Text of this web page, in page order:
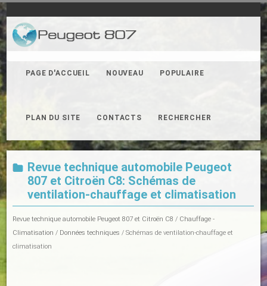
PAGE D'ACCUEIL NOUVEAU POPULAIRE
PLAN DU SITE CONTACTS RECHERCHER
Revue technique automobile Peugeot
807 et Citroën C8: Schémas de
ventilation-chauffage et climatisation
Revue technique automobile Peugeot 807 et Citroën C8 / Chauffage -
Climatisation / Données techniques / Schémas de ventilation-chauffage et
climatisation